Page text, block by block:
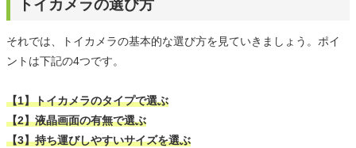
トイカメラの選び方
それでは、トイカメラの基本的な選び方を見ていきましょう。ポイ
ントは下記の4つです。
【1】トイカメラのタイプで選ぶ
【2】液晶画面の有無で選ぶ
【3】持ち運びしやすいサイズを選ぶ